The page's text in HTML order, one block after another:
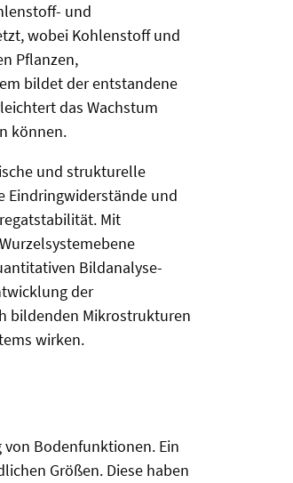
und
wobei Kohlenstoff und
Pflanzen,
bildet der entstandene
das Wachstum
können.
und strukturelle
Eindringwiderstände und
Mit
Bildanalyse-
der
bildenden Mikrostrukturen
wirken.
Bodenfunktionen. Ein
Größen. Diese haben